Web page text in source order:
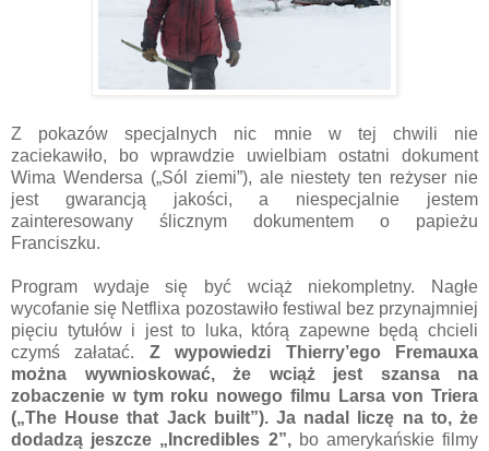
Z pokazów specjalnych nic mnie w tej chwili nie
zaciekawiło, bo wprawdzie uwielbiam ostatni dokument
Wima Wendersa („Sól ziemi”), ale niestety ten reżyser nie
jest gwarancją jakości, a niespecjalnie jestem
zainteresowany ślicznym dokumentem o papieżu
Franciszku.
Program wydaje się być wciąż niekompletny. Nagłe
wycofanie się Netflixa pozostawiło festiwal bez przynajmniej
pięciu tytułów i jest to luka, którą zapewne będą chcieli
czymś załatać. Z wypowiedzi Thierry’ego Fremauxa
można wywnioskować, że wciąż jest szansa na
zobaczenie w tym roku nowego filmu Larsa von Triera
(„The House that Jack built”). Ja nadal liczę na to, że
dodadzą jeszcze „Incredibles 2”,bo amerykańskie filmy